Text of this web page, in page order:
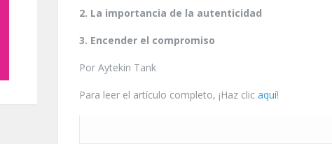
2. La importancia de la autenticidad
3. Encender el compromiso
Por Aytekin Tank
Para leer el artículo completo, ¡Haz clic aquí!